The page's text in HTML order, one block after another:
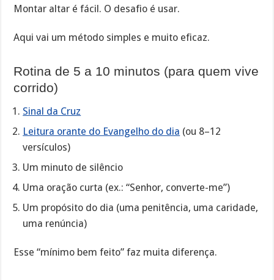
Montar altar é fácil. O desafio é usar.
Aqui vai um método simples e muito eficaz.
Rotina de 5 a 10 minutos (para quem vive
corrido)
Sinal da Cruz
Leitura orante do Evangelho do dia (ou 8–12
versículos)
Um minuto de silêncio
Uma oração curta (ex.: “Senhor, converte-me”)
Um propósito do dia (uma penitência, uma caridade,
uma renúncia)
Esse “mínimo bem feito” faz muita diferença.